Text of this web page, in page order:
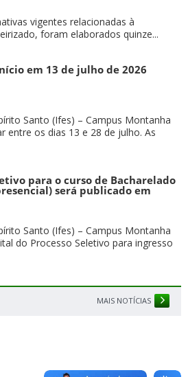
vigentes relacionadas à
foram elaborados quinze...
em 13 de julho de 2026
Santo (Ifes) – Campus Montanha
entre os dias 13 e 28 de julho. As
para o curso de Bacharelado
será publicado em
Santo (Ifes) – Campus Montanha
do Processo Seletivo para ingresso
MAIS NOTÍCIAS